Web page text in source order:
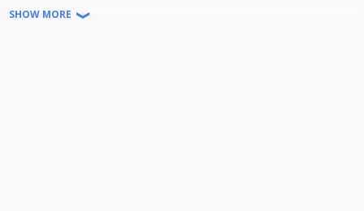
9-Ball
Startgeld: 60 €
SHOW MORE